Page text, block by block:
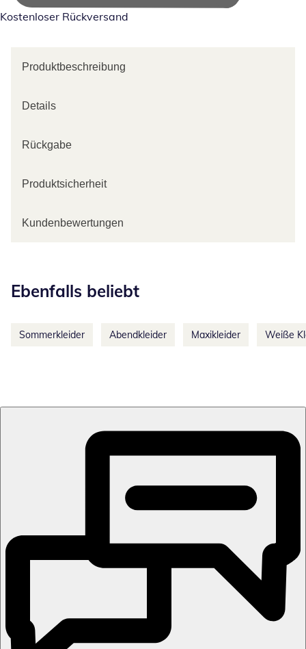
Kostenloser Rückversand
Produktbeschreibung
Details
Rückgabe
Produktsicherheit
Kundenbewertungen
Ebenfalls beliebt
Sommerkleider Abendkleider Maxikleider Weiße